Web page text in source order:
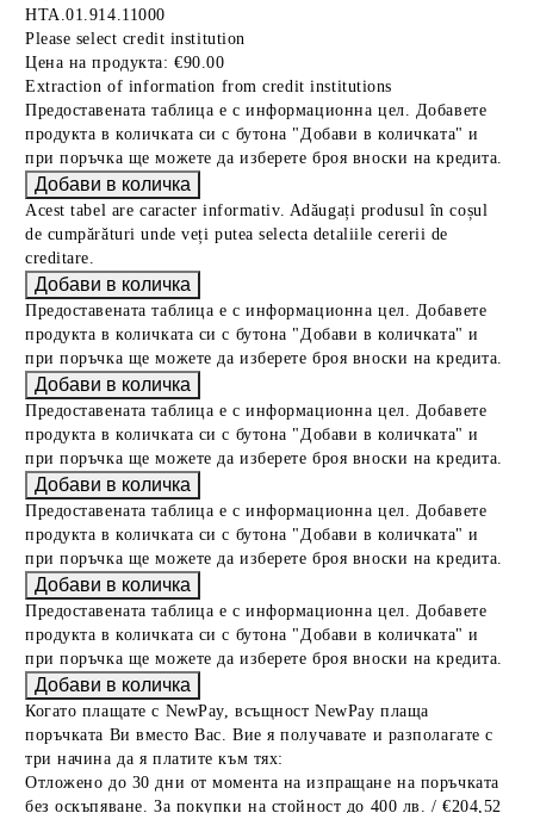
HTA.01.914.11000
Please select credit institution
Цена на продукта: €90.00
Extraction of information from credit institutions
Предоставената таблица е с информационна цел. Добавете
продукта в количката си с бутона "Добави в количката" и
при поръчка ще можете да изберете броя вноски на кредита.
Acest tabel are caracter informativ. Adăugați produsul în coșul
de cumpărături unde veți putea selecta detaliile cererii de
creditare.
Предоставената таблица е с информационна цел. Добавете
продукта в количката си с бутона "Добави в количката" и
при поръчка ще можете да изберете броя вноски на кредита.
Предоставената таблица е с информационна цел. Добавете
продукта в количката си с бутона "Добави в количката" и
при поръчка ще можете да изберете броя вноски на кредита.
Предоставената таблица е с информационна цел. Добавете
продукта в количката си с бутона "Добави в количката" и
при поръчка ще можете да изберете броя вноски на кредита.
Предоставената таблица е с информационна цел. Добавете
продукта в количката си с бутона "Добави в количката" и
при поръчка ще можете да изберете броя вноски на кредита.
Когато плащате с NewPay, всъщност NewPay плаща
поръчката Ви вместо Вас. Вие я получавате и разполагате с
три начина да я платите към тях:
Отложено до 30 дни от момента на изпращане на поръчката
без оскъпяване. За покупки на стойност до 400 лв. / €204,52